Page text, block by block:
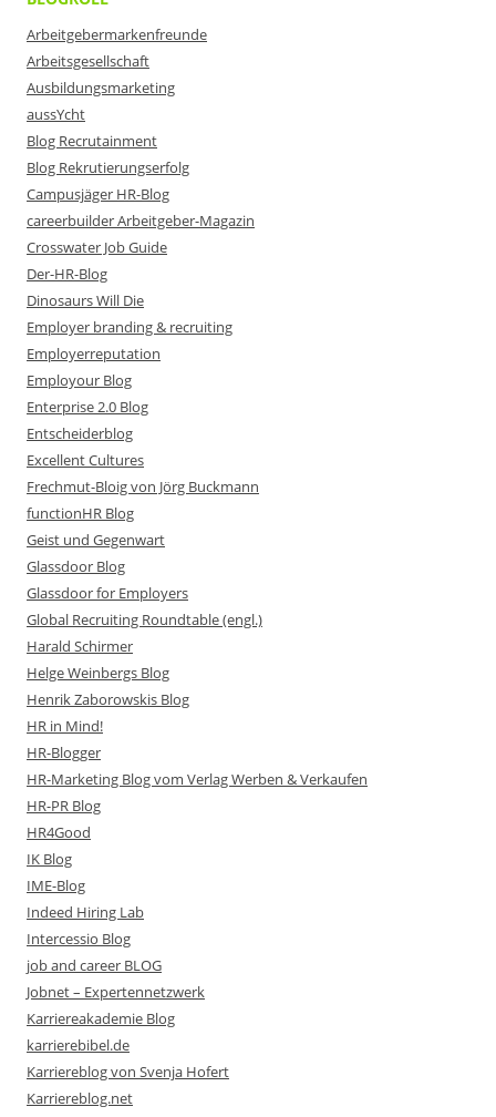
Arbeitgebermarkenfreunde
Arbeitsgesellschaft
Ausbildungsmarketing
aussYcht
Blog Recrutainment
Blog Rekrutierungserfolg
Campusjäger HR-Blog
careerbuilder Arbeitgeber-Magazin
Crosswater Job Guide
Der-HR-Blog
Dinosaurs Will Die
Employer branding & recruiting
Employerreputation
Employour Blog
Enterprise 2.0 Blog
Entscheiderblog
Excellent Cultures
Frechmut-Bloig von Jörg Buckmann
functionHR Blog
Geist und Gegenwart
Glassdoor Blog
Glassdoor for Employers
Global Recruiting Roundtable (engl.)
Harald Schirmer
Helge Weinbergs Blog
Henrik Zaborowskis Blog
HR in Mind!
HR-Blogger
HR-Marketing Blog vom Verlag Werben & Verkaufen
HR-PR Blog
HR4Good
IK Blog
IME-Blog
Indeed Hiring Lab
Intercessio Blog
job and career BLOG
Jobnet – Expertennetzwerk
Karriereakademie Blog
karrierebibel.de
Karriereblog von Svenja Hofert
Karriereblog.net